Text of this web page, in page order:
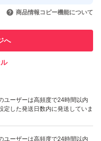
完了させた実績があります
取引実績があります
ユーザーは高頻度で24時間以内
定した発送日数内に発送していま
ユーザーは高頻度で24時間以内
商品情報コピー機能について
へ